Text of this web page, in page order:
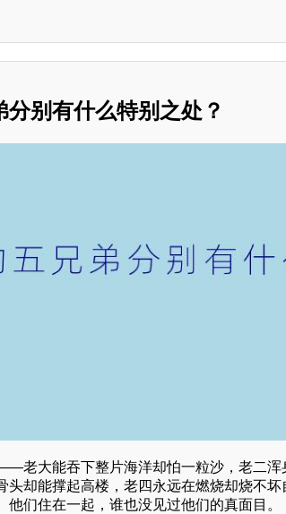
分别有什么特别之处？
老大能吞下整片海洋却怕一粒沙，老二浑
头却能撑起高楼，老四永远在燃烧却烧不
他们住在一起，谁也没见过他们的真面目。